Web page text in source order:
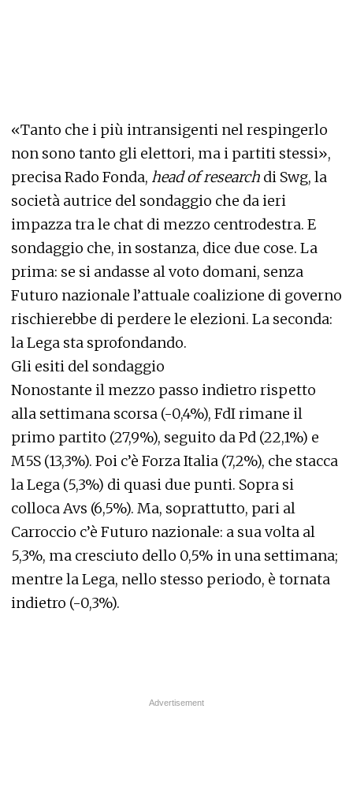
«Tanto che i più intransigenti nel respingerlo
non sono tanto gli elettori, ma i partiti stessi»,
precisa Rado Fonda, head of research di Swg, la
società autrice del sondaggio che da ieri
impazza tra le chat di mezzo centrodestra. E
sondaggio che, in sostanza, dice due cose. La
prima: se si andasse al voto domani, senza
Futuro nazionale l’attuale coalizione di governo
rischierebbe di perdere le elezioni. La seconda:
la Lega sta sprofondando.
Gli esiti del sondaggio
Nonostante il mezzo passo indietro rispetto
alla settimana scorsa (-0,4%), FdI rimane il
primo partito (27,9%), seguito da Pd (22,1%) e
M5S (13,3%). Poi c’è Forza Italia (7,2%), che stacca
la Lega (5,3%) di quasi due punti. Sopra si
colloca Avs (6,5%). Ma, soprattutto, pari al
Carroccio c’è Futuro nazionale: a sua volta al
5,3%, ma cresciuto dello 0,5% in una settimana;
mentre la Lega, nello stesso periodo, è tornata
indietro (-0,3%).